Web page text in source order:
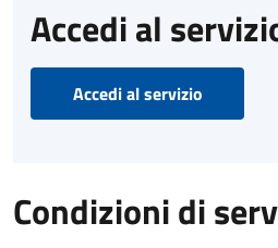
Accedi al
Accedi al servizio
Condizioni di